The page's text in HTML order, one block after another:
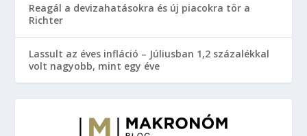
Reagál a devizahatásokra és új piacokra tör a
Richter
Lassult az éves infláció – Júliusban 1,2 százalékkal
volt nagyobb, mint egy éve